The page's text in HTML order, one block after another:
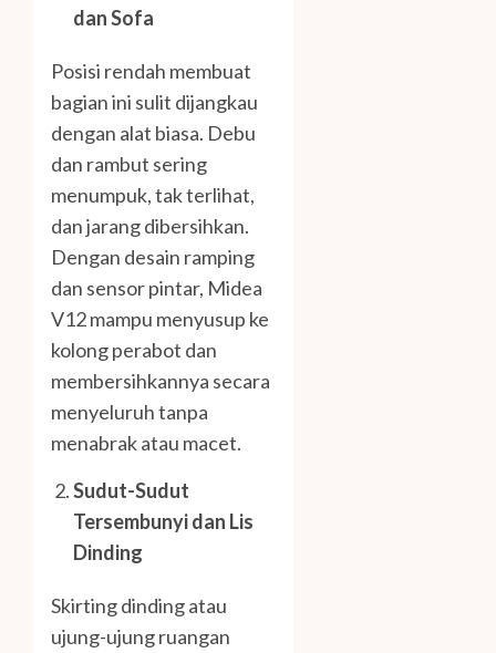
dan Sofa
Posisi rendah membuat
bagian ini sulit dijangkau
dengan alat biasa. Debu
dan rambut sering
menumpuk, tak terlihat,
dan jarang dibersihkan.
Dengan desain ramping
dan sensor pintar, Midea
V12 mampu menyusup ke
kolong perabot dan
membersihkannya secara
menyeluruh tanpa
menabrak atau macet.
Sudut-Sudut
Tersembunyi dan Lis
Dinding
Skirting dinding atau
ujung-ujung ruangan